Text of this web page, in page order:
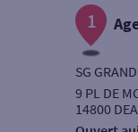
1
SG
9 PL DE
14800